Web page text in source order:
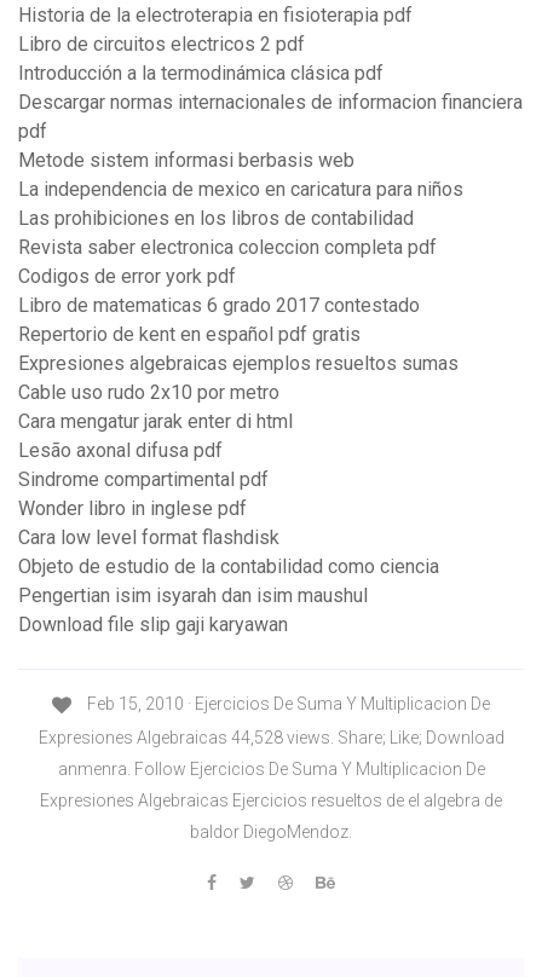
Historia de la electroterapia en fisioterapia pdf
Libro de circuitos electricos 2 pdf
Introducción a la termodinámica clásica pdf
Descargar normas internacionales de informacion financiera
pdf
Metode sistem informasi berbasis web
La independencia de mexico en caricatura para niños
Las prohibiciones en los libros de contabilidad
Revista saber electronica coleccion completa pdf
Codigos de error york pdf
Libro de matematicas 6 grado 2017 contestado
Repertorio de kent en español pdf gratis
Expresiones algebraicas ejemplos resueltos sumas
Cable uso rudo 2x10 por metro
Cara mengatur jarak enter di html
Lesão axonal difusa pdf
Sindrome compartimental pdf
Wonder libro in inglese pdf
Cara low level format flashdisk
Objeto de estudio de la contabilidad como ciencia
Pengertian isim isyarah dan isim maushul
Download file slip gaji karyawan
Feb 15, 2010 · Ejercicios De Suma Y Multiplicacion De
Expresiones Algebraicas 44,528 views. Share; Like; Download
anmenra. Follow Ejercicios De Suma Y Multiplicacion De
Expresiones Algebraicas Ejercicios resueltos de el algebra de
baldor DiegoMendoz.